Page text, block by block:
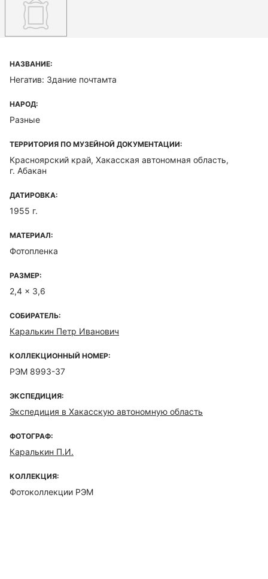
НАЗВАНИЕ:
Негатив: Здание почтамта
НАРОД:
Разные
ТЕРРИТОРИЯ ПО МУЗЕЙНОЙ ДОКУМЕНТАЦИИ:
Красноярский край, Хакасская автономная область,
г. Абакан
ДАТИРОВКА:
1955 г.
МАТЕРИАЛ:
Фотопленка
РАЗМЕР:
2,4 x 3,6
СОБИРАТЕЛЬ:
Каралькин Петр Иванович
КОЛЛЕКЦИОННЫЙ НОМЕР:
РЭМ 8993-37
ЭКСПЕДИЦИЯ:
Экспедиция в Хакасскую автономную область
ФОТОГРАФ:
Каралькин П.И.
КОЛЛЕКЦИЯ:
Фотоколлекции РЭМ